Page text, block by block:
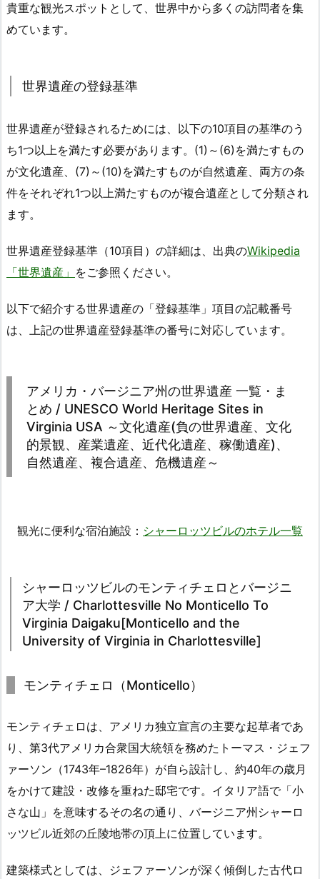
貴重な観光スポットとして、世界中から多くの訪問者を集
めています。
世界遺産の登録基準
世界遺産が登録されるためには、以下の10項目の基準のう
ち1つ以上を満たす必要があります。(1)～(6)を満たすもの
が文化遺産、(7)～(10)を満たすものが自然遺産、両方の条
件をそれぞれ1つ以上満たすものが複合遺産として分類され
ます。
世界遺産登録基準（10項目）の詳細は、出典のWikipedia
「世界遺産」 をご参照ください。
以下で紹介する世界遺産の「登録基準」項目の記載番号
は、上記の世界遺産登録基準の番号に対応しています。
アメリカ・バージニア州の世界遺産 一覧・ま
とめ / UNESCO World Heritage Sites in
Virginia USA ～文化遺産(負の世界遺産、文化
的景観、産業遺産、近代化遺産、稼働遺産)、
自然遺産、複合遺産、危機遺産～
観光に便利な宿泊施設： シャーロッツビルのホテル一覧
シャーロッツビルのモンティチェロとバージニ
ア大学 / Charlottesville No Monticello To
Virginia Daigaku[Monticello and the
University of Virginia in Charlottesville]
モンティチェロ（Monticello）
モンティチェロは、アメリカ独立宣言の主要な起草者であ
り、第3代アメリカ合衆国大統領を務めたトーマス・ジェフ
ァーソン（1743年–1826年）が自ら設計し、約40年の歳月
をかけて建設・改修を重ねた邸宅です。イタリア語で「小
さな山」を意味するその名の通り、バージニア州シャーロ
ッツビル近郊の丘陵地帯の頂上に位置しています。
建築様式としては、ジェファーソンが深く傾倒した古代ロ